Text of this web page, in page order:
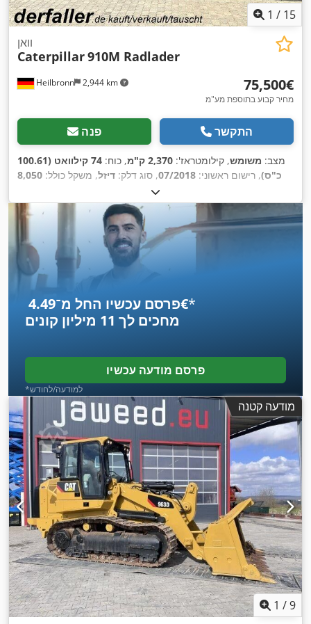
1 / 15
Heilbronn 2,944 km
וואן
Caterpillar910M Radlader
‏75,500 ‏€
מחיר קבוע בתוספת מע"מ
פנה התקשר
מצב: משומש, קילומטראז': 2,370 ק"מ , כוח:
74 קילוואט (100.61
כ"ס), רישום ראשוני: 07/2018, סוג דלק: דיזל, משקל כולל: 8,050
, סוג תמסורת:
2,370 h,
פרסם עכשיו החל מ־‏4.49 ‏€*
מחכים לך 11 מיליון קונים
פרסם מודעה עכשיו
*למודעה/לחודש
מודעה קטנה
1 /9